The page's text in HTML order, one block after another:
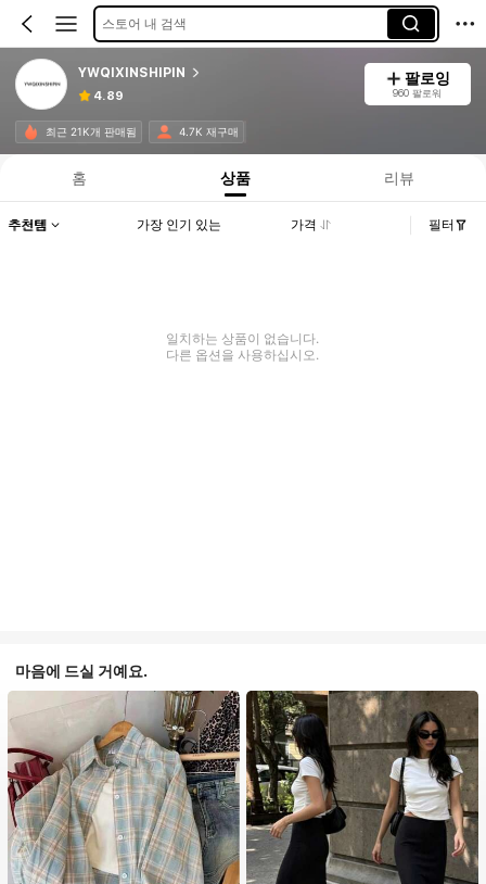
스토어 내 검색
YWQIXINSHIPIN
4.89
팔로잉
960 팔로워
최근 21K개 판매됨 4.7K 재구매
홈 상품 리뷰
추천템 가장 인기 있는 가격 필터
일치하는 상품이 없습니다.
다른 옵션을 사용하십시오.
마음에 드실 거예요.